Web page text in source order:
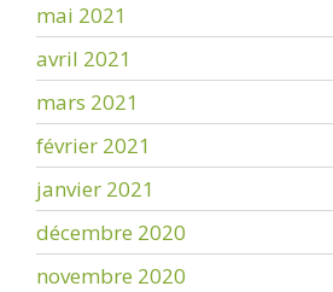
mai 2021
avril 2021
mars 2021
février 2021
janvier 2021
décembre 2020
novembre 2020